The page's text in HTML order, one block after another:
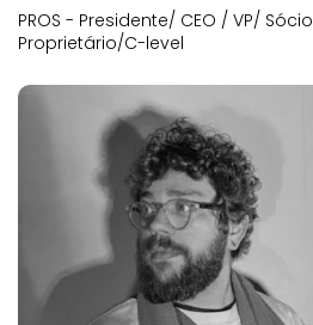
PROS - Presidente/ CEO / VP/ Sócio
Proprietário/C-level